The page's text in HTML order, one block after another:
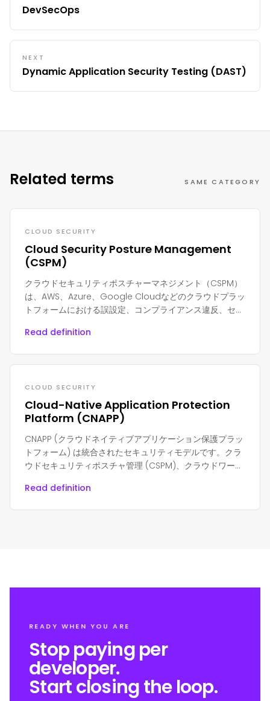
DevSecOps
NEXT
Dynamic Application Security Testing (DAST)
Related terms SAME CATEGORY
CLOUD SECURITY
Cloud Security Posture Management
(CSPM)
クラウドセキュリティポスチャーマネジメント（CSPM）
は、AWS、Azure、Google Cloudなどのクラウドプラッ
トフォームにおける誤設定、コンプライアンス違反、セキ
続的に監視するセキュリティ手法およびツールセットで
Read definition
CLOUD SECURITY
Cloud-Native Application Protection
Platform (CNAPP)
CNAPP (クラウドネイティブアプリケーション保護プラッ
トフォーム) は統合されたセキュリティモデルです。クラ
ウドセキュリティポスチャ管理 (CSPM)、クラウドワーク
管理 (CIEM)、およびアプリケーションセキュリティポス
Read definition
READY WHEN YOU ARE
Stop paying per
developer.
Start closing the loop.